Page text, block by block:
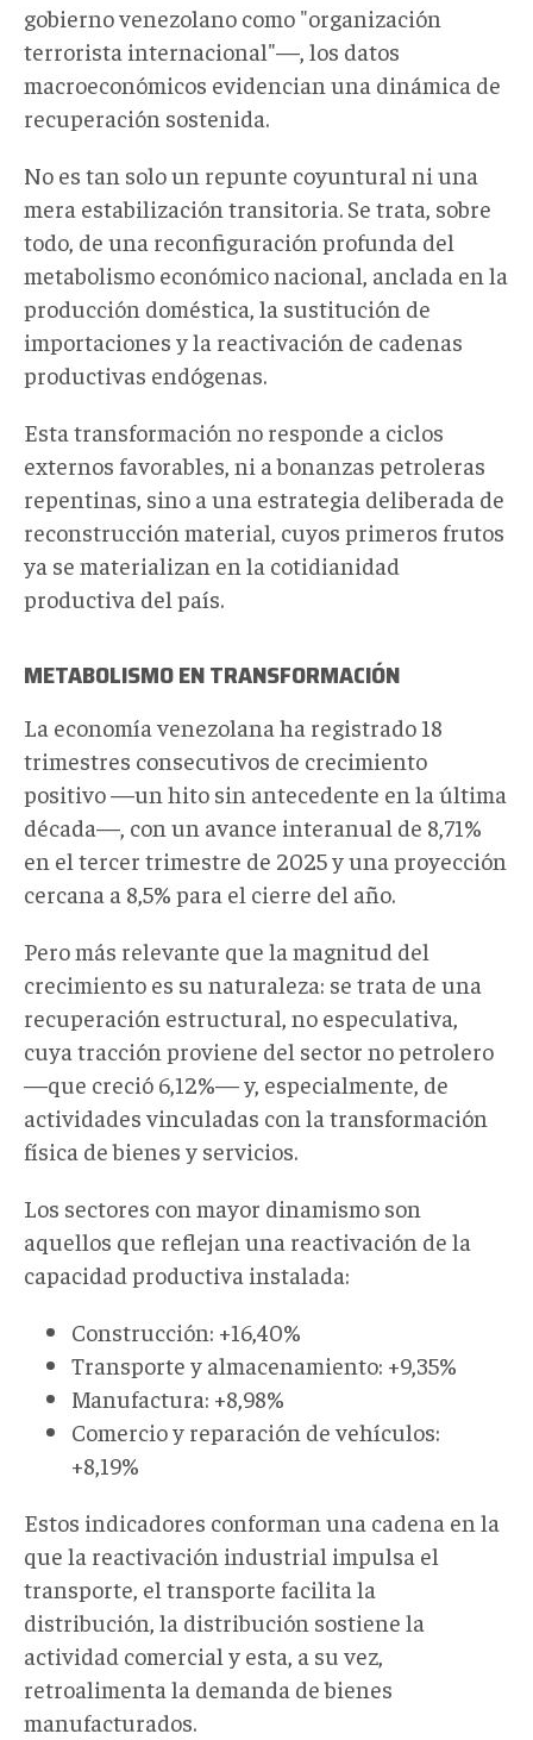
gobierno venezolano como "organización
terrorista internacional"—, los datos
macroeconómicos evidencian una dinámica de
recuperación sostenida.
No es tan solo un repunte coyuntural ni una
mera estabilización transitoria. Se trata, sobre
todo, de una reconfiguración profunda del
metabolismo económico nacional, anclada en la
producción doméstica, la sustitución de
importaciones y la reactivación de cadenas
productivas endógenas.
Esta transformación no responde a ciclos
externos favorables, ni a bonanzas petroleras
repentinas, sino a una estrategia deliberada de
reconstrucción material, cuyos primeros frutos
ya se materializan en la cotidianidad
productiva del país.
METABOLISMO EN TRANSFORMACIÓN
La economía venezolana ha registrado 18
trimestres consecutivos de crecimiento
positivo —un hito sin antecedente en la última
década—, con un avance interanual de 8,71%
en el tercer trimestre de 2025 y una proyección
cercana a 8,5% para el cierre del año.
Pero más relevante que la magnitud del
crecimiento es su naturaleza: se trata de una
recuperación estructural, no especulativa,
cuya tracción proviene del sector no petrolero
—que creció 6,12%— y, especialmente, de
actividades vinculadas con la transformación
física de bienes y servicios.
Los sectores con mayor dinamismo son
aquellos que reflejan una reactivación de la
capacidad productiva instalada:
Construcción: +16,40%
Transporte y almacenamiento: +9,35%
Manufactura: +8,98%
Comercio y reparación de vehículos:
+8,19%
Estos indicadores conforman una cadena en la
que la reactivación industrial impulsa el
transporte, el transporte facilita la
distribución, la distribución sostiene la
actividad comercial y esta, a su vez,
retroalimenta la demanda de bienes
manufacturados.